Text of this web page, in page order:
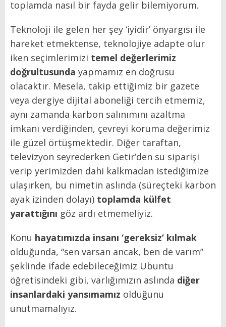
toplamda nasıl bir fayda gelir bilemiyorum.
Teknoloji ile gelen her şey ‘iyidir’ önyargısı ile
hareket etmektense, teknolojiye adapte olur
iken seçimlerimizi temel değerlerimiz
doğrultusunda yapmamız en doğrusu
olacaktır. Mesela, takip ettiğimiz bir gazete
veya dergiye dijital aboneliği tercih etmemiz,
aynı zamanda karbon salınımını azaltma
imkanı verdiğinden, çevreyi koruma değerimiz
ile güzel örtüşmektedir. Diğer taraftan,
televizyon seyrederken Getir’den su siparişi
verip yerimizden dahi kalkmadan istediğimize
ulaşırken, bu nimetin aslında (süreçteki karbon
ayak izinden dolayı) toplamda külfet
yarattığını göz ardı etmemeliyiz.
Konu hayatımızda insanı ‘gereksiz’ kılmak
olduğunda, “sen varsan ancak, ben de varım”
şeklinde ifade edebileceğimiz Ubuntu
öğretisindeki gibi, varlığımızın aslında diğer
insanlardaki yansımamız olduğunu
unutmamalıyız.